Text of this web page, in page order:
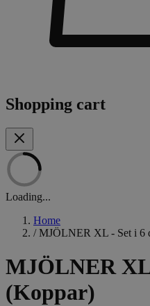
Shopping cart
Loading...
Home
/ MJÖLNER XL - Set i 6
MJÖLNER
(Koppar)